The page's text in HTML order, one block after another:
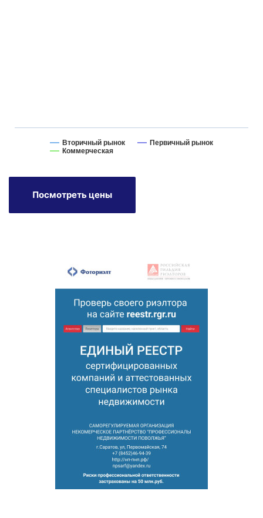
Вторичный рынок
Первичный рынок
Коммерческая
Посмотреть цены